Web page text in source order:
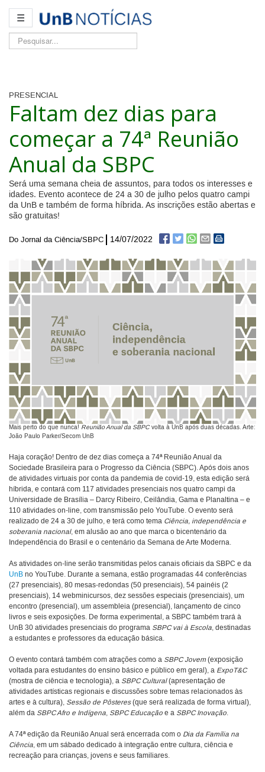
☰
Pesquisar...
PRESENCIAL
Faltam dez dias para
começar a 74ª Reunião
Anual da SBPC
Será uma semana cheia de assuntos, para todos os interesses e
idades. Evento acontece de 24 a 30 de julho pelos quatro campi
da UnB e também de forma híbrida. As inscrições estão abertas e
são gratuitas!
Do Jornal da Ciência/SBPC 14/07/2022
Mais perto do que nunca! Reunião Anual da SBPCvolta à UnB após duas décadas. Arte:
João Paulo Parker/Secom UnB
Haja coração! Dentro de dez dias começa a 74ª Reunião Anual da
Sociedade Brasileira para o Progresso da Ciência (SBPC). Após dois anos
de atividades virtuais por conta da pandemia de covid-19, esta edição será
híbrida, e contará com 117 atividades presenciais nos quatro campi da
Universidade de Brasília – Darcy Ribeiro, Ceilândia, Gama e Planaltina – e
110 atividades on-line, com transmissão pelo YouTube. O evento será
realizado de 24 a 30 de julho, e terá como tema Ciência, independência e
soberania nacional, em alusão ao ano que marca o bicentenário da
Independência do Brasil e o centenário da Semana de Arte Moderna.
As atividades on-line serão transmitidas pelos canais oficiais da SBPC e da
UnB no YouTube. Durante a semana, estão programadas 44 conferências
(27 presenciais), 80 mesas-redondas (50 presenciais), 54 painéis (2
presenciais), 14 webminicursos, dez sessões especiais (presenciais), um
encontro (presencial), um assembleia (presencial), lançamento de cinco
livros e seis exposições. De forma experimental, a SBPC também trará à
UnB 30 atividades presenciais do programa SBPC vai à Escola, destinadas
a estudantes e professores da educação básica.
O evento contará também com atrações como a SBPC Jovem (exposição
voltada para estudantes do ensino básico e público em geral), a ExpoT&C
(mostra de ciência e tecnologia), a SBPC Cultural(apresentação de
atividades artísticas regionais e discussões sobre temas relacionados às
artes e à cultura), Sessão de Pôsteres(que será realizada de forma virtual),
além da SBPC Afro e Indígena, SBPC Educação e a SBPC Inovação.
A 74ª edição da Reunião Anual será encerrada com o Dia da Família na
Ciência, em um sábado dedicado à integração entre cultura, ciência e
recreação para crianças, jovens e seus familiares.